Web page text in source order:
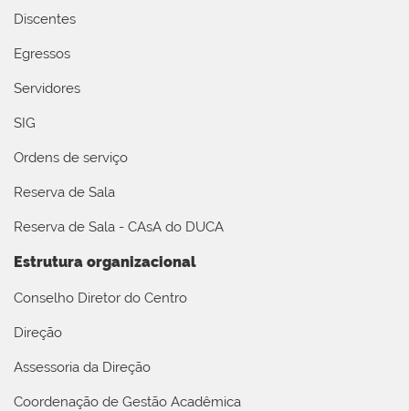
Discentes
Egressos
Servidores
SIG
Ordens de serviço
Reserva de Sala
Reserva de Sala - CAsA do DUCA
Estrutura organizacional
Conselho Diretor do Centro
Direção
Assessoria da Direção
Coordenação de Gestão Acadêmica